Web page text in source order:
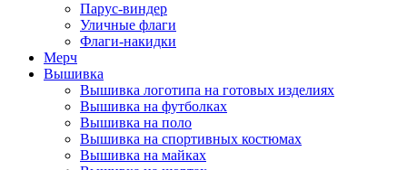
Парус-виндер
Уличные флаги
Флаги-накидки
Мерч
Вышивка
Вышивка логотипа на готовых изделиях
Вышивка на футболках
Вышивка на поло
Вышивка на спортивных костюмах
Вышивка на майках